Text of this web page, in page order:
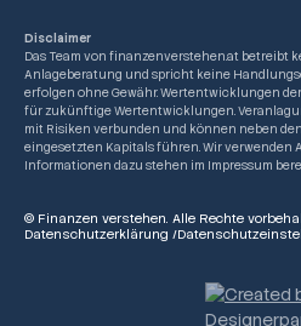
Disclaimer
Das Team von finanzenverstehen.at betreibt
Anlageberatung und spricht keine
erfolgen ohne Gewähr. Wertentwicklungen
für zukünftige Wertentwicklungen.
mit Risiken verbunden und können neben
eingesetzten Kapitals führen. Wir verwenden
Informationen dazu stehen im Impressum
© Finanzen verstehen. Alle Rechte
Datenschutzerklärung /